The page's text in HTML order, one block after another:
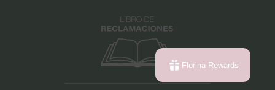
Florina Rewards